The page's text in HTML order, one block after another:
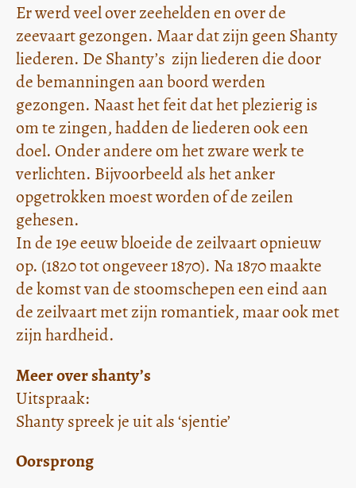
Er werd veel over zeehelden en over de
zeevaart gezongen. Maar dat zijn geen Shanty
liederen. De Shanty’s zijn liederen die door
de bemanningen aan boord werden
gezongen. Naast het feit dat het plezierig is
om te zingen, hadden de liederen ook een
doel. Onder andere om het zware werk te
verlichten. Bijvoorbeeld als het anker
opgetrokken moest worden of de zeilen
gehesen.
In de 19e eeuw bloeide de zeilvaart opnieuw
op. (1820 tot ongeveer 1870). Na 1870 maakte
de komst van de stoomschepen een eind aan
de zeilvaart met zijn romantiek, maar ook met
zijn hardheid.
Meer over shanty’s
Uitspraak:
Shanty spreek je uit als ‘sjentie’
Oorsprong